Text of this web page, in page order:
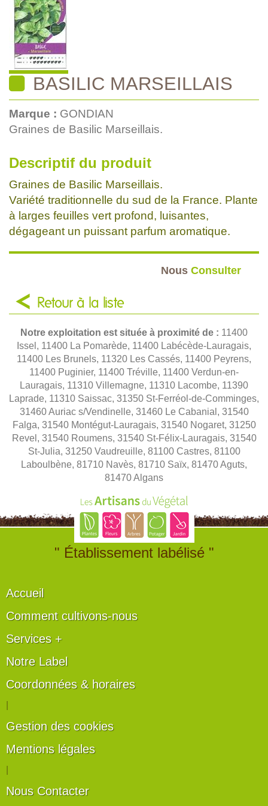
BASILIC MARSEILLAIS
Marque : GONDIAN
Graines de Basilic Marseillais.
Descriptif du produit
Graines de Basilic Marseillais.
Variété traditionnelle du sud de la France. Plante
à larges feuilles vert profond, luisantes,
dégageant un puissant parfum aromatique.
Nous Consulter
Retour à la liste
Notre exploitation est située à proximité de : 11400
Issel, 11400 La Pomarède, 11400 Labécède-Lauragais,
11400 Les Brunels, 11320 Les Cassés, 11400 Peyrens,
11400 Puginier, 11400 Tréville, 11400 Verdun-en-
Lauragais, 11310 Villemagne, 11310 Lacombe, 11390
Laprade, 11310 Saissac, 31350 St-Ferréol-de-Comminges,
31460 Auriac s/Vendinelle, 31460 Le Cabanial, 31540
Falga, 31540 Montégut-Lauragais, 31540 Nogaret, 31250
Revel, 31540 Roumens, 31540 St-Félix-Lauragais, 31540
St-Julia, 31250 Vaudreuille, 81100 Castres, 81100
Laboulbène, 81710 Navès, 81710 Saïx, 81470 Aguts,
81470 Algans
" Établissement labélisé "
Accueil
Comment cultivons-nous
Services +
Notre Label
Coordonnées & horaires
Gestion des cookies
Mentions légales
Nous Contacter